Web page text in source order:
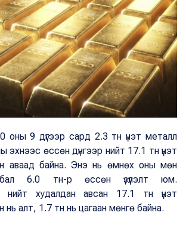
оны 9 дүгээр сард 2.3 тн үнэт металл
эхнээс өссөн дүнгээр нийт 17.1 тн үнэт
аваад байна. Энэ нь өмнөх оны мөн
6.0 тн-р өссөн үзүүлэлт юм.
нийт худалдан авсан 17.1 тн үнэт
алт, 1.7 тн нь цагаан мөнгө байна.